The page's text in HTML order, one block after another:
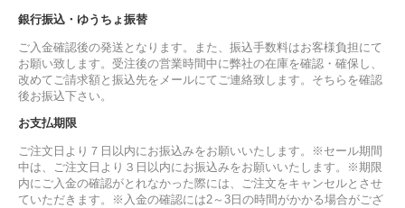
銀行振込・ゆうちょ振替
ご入金確認後の発送となります。また、振込手数料はお客様負担にて
お願い致します。受注後の営業時間中に弊社の在庫を確認・確保し、
改めてご請求額と振込先をメールにてご連絡致します。そちらを確認
後お振込下さい。
お支払期限
ご注文日より７日以内にお振込みをお願いいたします。※セール期間
中は、ご注文日より３日以内にお振込みをお願いいたします。※期限
内にご入金の確認がとれなかった際には、ご注文をキャンセルとさせ
ていただきます。※入金の確認には2～3日の時間がかかる場合がござ